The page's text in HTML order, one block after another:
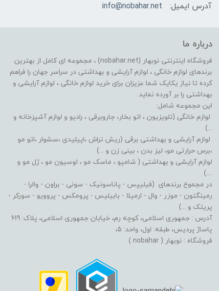
آدرس ایمیل:
info@nobahar.net
درباره ما
فروشگاه اینترنتی نوبهار (nobahar.net) ، مجموعه ای کامل از بهترین
برندهای لوازم خانگی ، لوازم آرایشی و بهداشتی در سراسر جهان را فراهم
کرده تا نیاز یکایک شما عزیزان برای خرید لوازم خانگی ، لوازم آرایشی و
بهداشتی را بر آورده نماید.
این مجموعه شامل:
لوازم خانگی (تلویزیون ، اتو بخار، جاروبرقی ، رادیو و لوازم آشپزخانه و
...)
لوازم آرایشی و بهداشتی برقی (ریش تراش ،اپیلیدی ،سشوار ،اتو مو
،برس حرارتی مو، لیز بدن ، بینی زن و ...)
لوازم آرایشی و بهداشتی ( شامپو ، ماسک مو ، لوسیون مو ، ژل مو و
....)
در مجموع برندهای (فیلیپس - پاناسونیک - سونی - براون - والرا -
رمینگتون - موزر - وال - ارمیلا - بابیلیس - پرومکس - پروویو - سورکر -
پریتک و ...)
آدرس : جمهوری اسلامی، کوچه رم، خیابان جمهوری اسلامی، پلاک: 619
پاساژ پردیس، طبقه: اول، واحد: 5،
فروشگاه : نوبهار ( nobahar )